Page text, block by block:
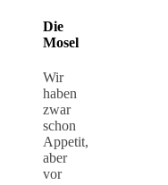
Die
Mosel
Wir
haben
zwar
schon
Appetit,
aber
vor